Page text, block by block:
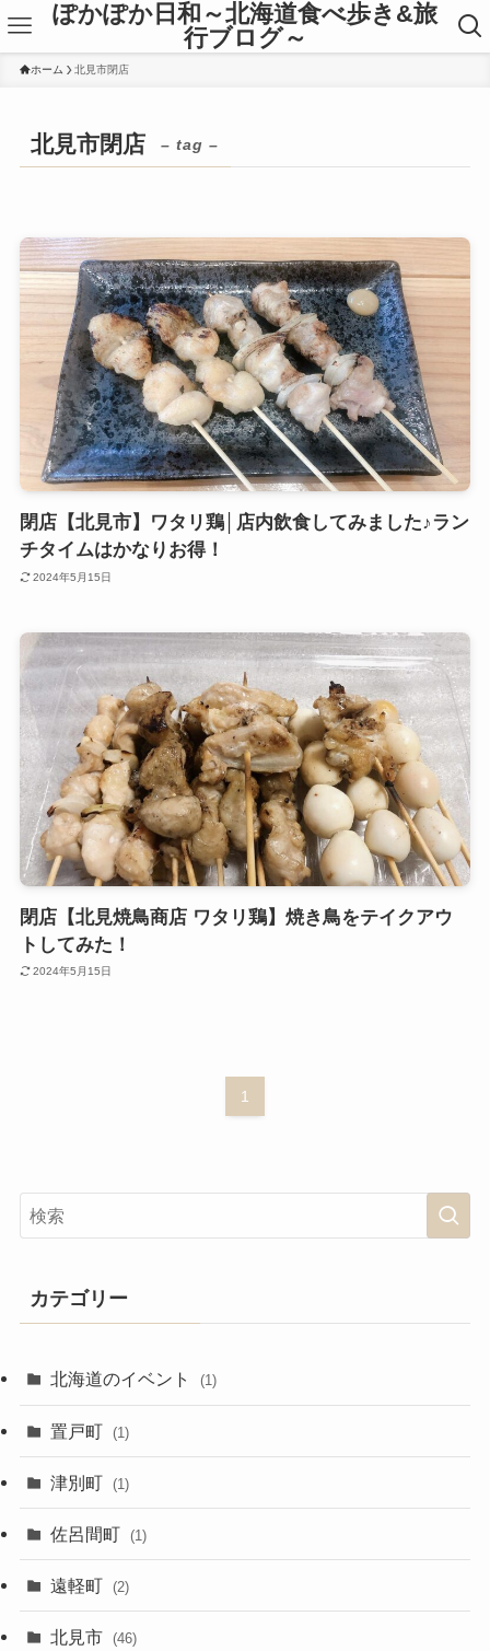
ぽかぽか日和～北海道食べ歩き&旅
行ブログ～
ホーム 北見市閉店
北見市閉店 – tag –
閉店【北見市】ワタリ鶏│店内飲食してみました♪ラン
チタイムはかなりお得！
2024年5月15日
閉店【北見焼鳥商店 ワタリ鶏】焼き鳥をテイクアウ
トしてみた！
2024年5月15日
1
カテゴリー
北海道のイベント (1)
置戸町 (1)
津別町 (1)
佐呂間町 (1)
遠軽町 (2)
北見市 (46)